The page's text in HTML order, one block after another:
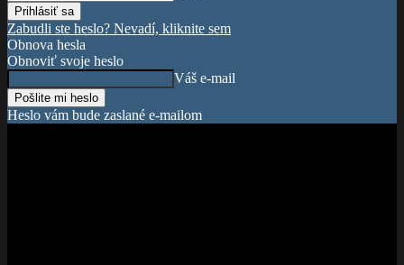
Zabudli ste heslo? Nevadí, kliknite sem
Obnova hesla
Obnoviť svoje heslo
Váš e-mail
Heslo vám bude zaslané e-mailom